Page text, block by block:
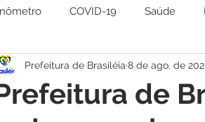
COVID-19 Saúde
e Esporte No Gabinete
de
Prefeitura de Brasiléia 8 de ago. de